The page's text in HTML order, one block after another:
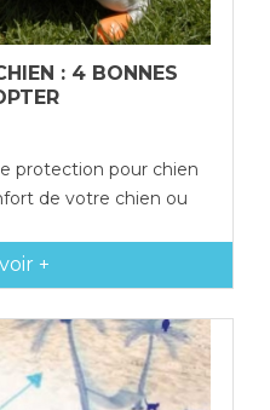
: 4 BONNES
protection pour chien
de votre chien ou
+